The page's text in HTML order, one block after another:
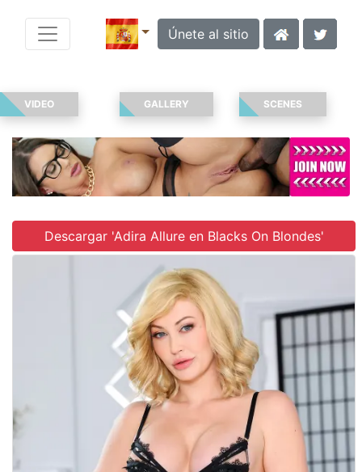
Únete al sitio
VIDEO GALLERY SCENES
Descargar 'Adira Allure en Blacks On Blondes'